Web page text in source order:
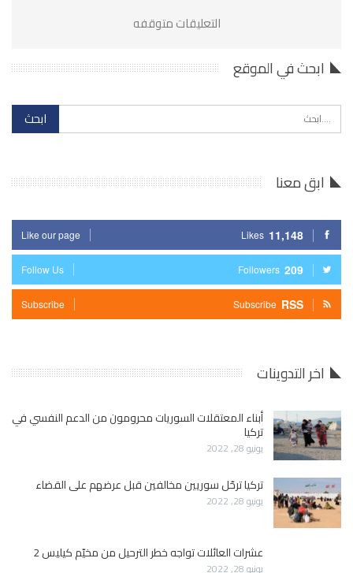
التعليقات متوقفه
ابحث في الموقع
ابق معنا
11,148
Likes
Like our page
209
Followers
Follow Us
RSS
Subscribe
Subscribe
اخر التدوينات
أبناء المعتقلات السوريات محرومون من الدعم النفسي في
تركيا
يونيو 28, 2022
تركيا ترحّل سوريين مخالفين قبل عرضهم على القضاء
يونيو 28, 2022
عشرات العائلات تواجه خطر الترحيل من مخيّم كيليس 2
يونيو 28, 2022